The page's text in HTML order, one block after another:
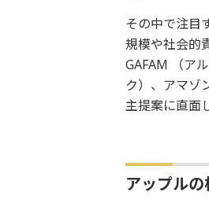
その中で注目
規模や社会的
GAFAM （ア
ク）、アマゾ
主提案に直面
アップル